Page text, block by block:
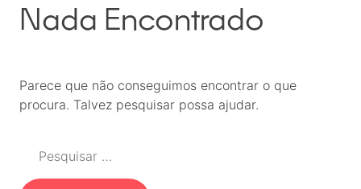
Nada Encontrado
Parece que não conseguimos encontrar o que
procura. Talvez pesquisar possa ajudar.
por: